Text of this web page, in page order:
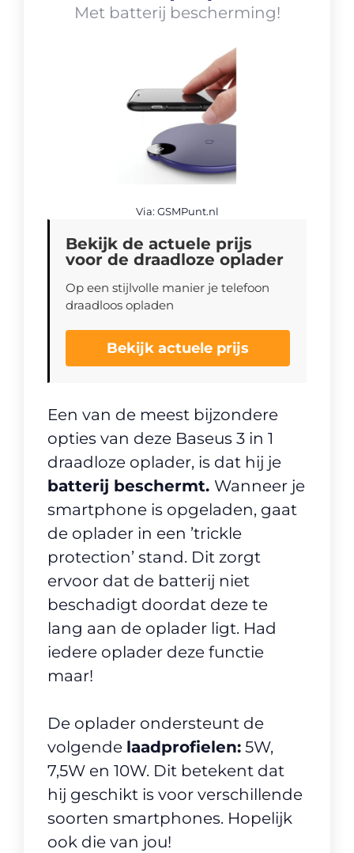
Met batterij bescherming!
Via: GSMPunt.nl
Bekijk de actuele prijs
voor de draadloze oplader
Op een stijlvolle manier je telefoon
draadloos opladen
Bekijk actuele prijs
Een van de meest bijzondere
opties van deze Baseus 3 in 1
draadloze oplader, is dat hij je
batterij beschermt. Wanneer je
smartphone is opgeladen, gaat
de oplader in een ’trickle
protection’ stand. Dit zorgt
ervoor dat de batterij niet
beschadigt doordat deze te
lang aan de oplader ligt. Had
iedere oplader deze functie
maar!
De oplader ondersteunt de
volgende laadprofielen: 5W,
7,5W en 10W. Dit betekent dat
hij geschikt is voor verschillende
soorten smartphones. Hopelijk
ook die van jou!